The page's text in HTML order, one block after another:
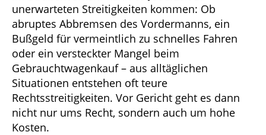
unerwarteten Streitigkeiten kommen: Ob
abruptes Abbremsen des Vordermanns, ein
Bußgeld für vermeintlich zu schnelles Fahren
oder ein versteckter Mangel beim
Gebrauchtwagenkauf – aus alltäglichen
Situationen entstehen oft teure
Rechtsstreitigkeiten. Vor Gericht geht es dann
nicht nur ums Recht, sondern auch um hohe
Kosten.